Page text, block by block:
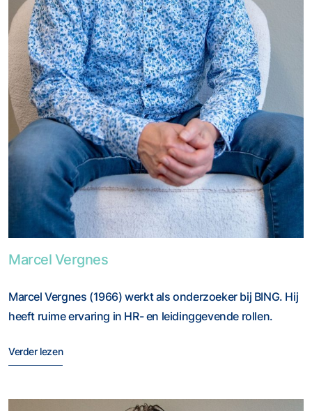
Marcel Vergnes
Marcel Vergnes (1966) werkt als onderzoeker bij BING. Hij
heeft ruime ervaring in HR- en leidinggevende rollen.
Verder lezen